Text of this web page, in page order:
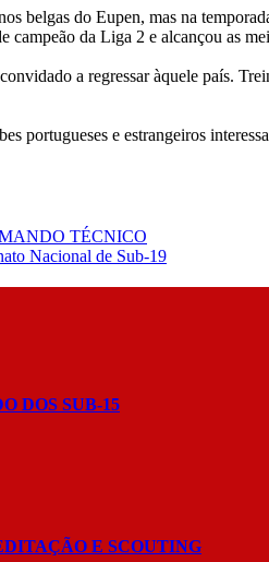
belgas do Eupen, mas na
da Liga 2 e alcançou as
a regressar àquele país.
portugueses e estrangeiros
TÉCNICO
Nacional de Sub-19
DOS SUB-15
E SCOUTING